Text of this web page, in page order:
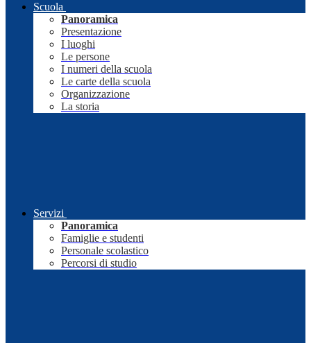
Scuola
Panoramica
Presentazione
I luoghi
Le persone
I numeri della scuola
Le carte della scuola
Organizzazione
La storia
Servizi
Panoramica
Famiglie e studenti
Personale scolastico
Percorsi di studio